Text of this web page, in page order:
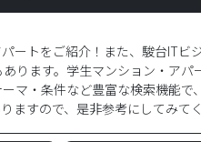
トをご紹介！また、駿台ITビ
あります。学生マンション・ア
マ・条件など豊富な検索機能で、
ますので、是非参考にしてみてく